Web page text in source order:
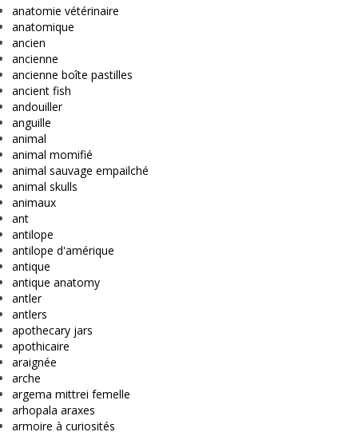
anatomie vétérinaire
anatomique
ancien
ancienne
ancienne boîte pastilles
ancient fish
andouiller
anguille
animal
animal momifié
animal sauvage empailché
animal skulls
animaux
ant
antilope
antilope d'amérique
antique
antique anatomy
antler
antlers
apothecary jars
apothicaire
araignée
arche
argema mittrei femelle
arhopala araxes
armoire à curiosités